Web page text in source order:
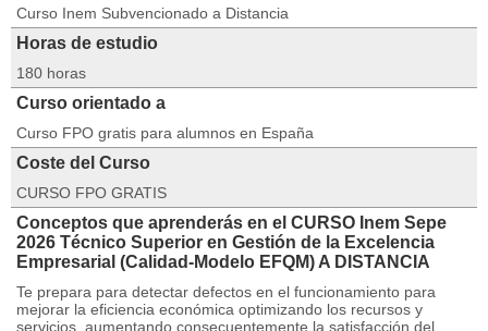
Curso Inem Subvencionado a Distancia
Horas de estudio
180 horas
Curso orientado a
Curso FPO gratis para alumnos en España
Coste del Curso
CURSO FPO GRATIS
Conceptos que aprenderás en el CURSO Inem Sepe
2026 Técnico Superior en Gestión de la Excelencia
Empresarial (Calidad-Modelo EFQM) A DISTANCIA
Te prepara para detectar defectos en el funcionamiento para
mejorar la eficiencia económica optimizando los recursos y
servicios, aumentando consecuentemente la satisfacción del